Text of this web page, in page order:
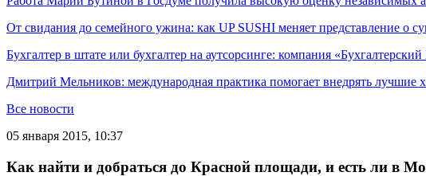
От свидания до семейного ужина: как UP SUSHI меняет представление о
Бухгалтер в штате или бухгалтер на аутсорсинге: компания
Дмитрий Мельников: международная практика помогает внедрять лучшие
Все новости
05 января 2015, 10:37
Как найти и добраться до Красной площади, и есть ли в